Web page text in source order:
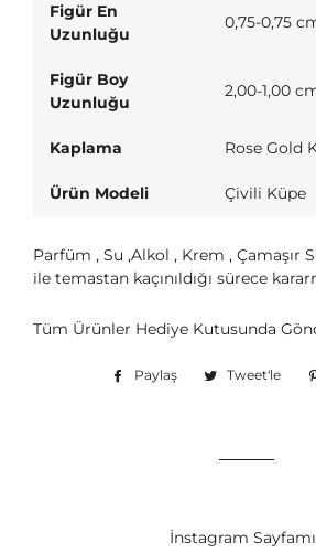
Figür En
Uzunluğu
0,75-0,75
Figür Boy
Uzunluğu
2,00-1,00
Kaplama Rose Gold
Ürün Modeli Çivili Küpe
Parfüm , Su ,Alkol , Krem , Çamaşır
ile temastan kaçınıldığı sürece
Tüm Ürünler Hediye Kutusunda
Paylaş
Facebook'ta
Tweet'le
İnstagram